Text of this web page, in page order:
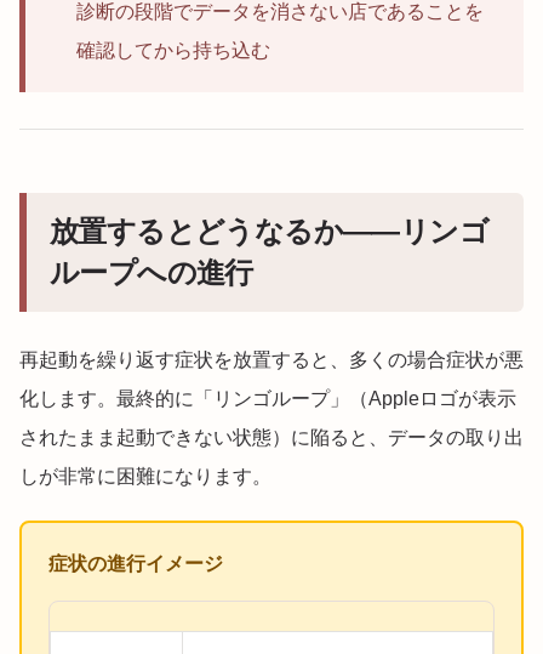
診断の段階でデータを消さない店であることを
確認してから持ち込む
放置するとどうなるか——リンゴ
ループへの進行
再起動を繰り返す症状を放置すると、多くの場合症状が悪
化します。最終的に「リンゴループ」（Appleロゴが表示
されたまま起動できない状態）に陥ると、データの取り出
しが非常に困難になります。
症状の進行イメージ